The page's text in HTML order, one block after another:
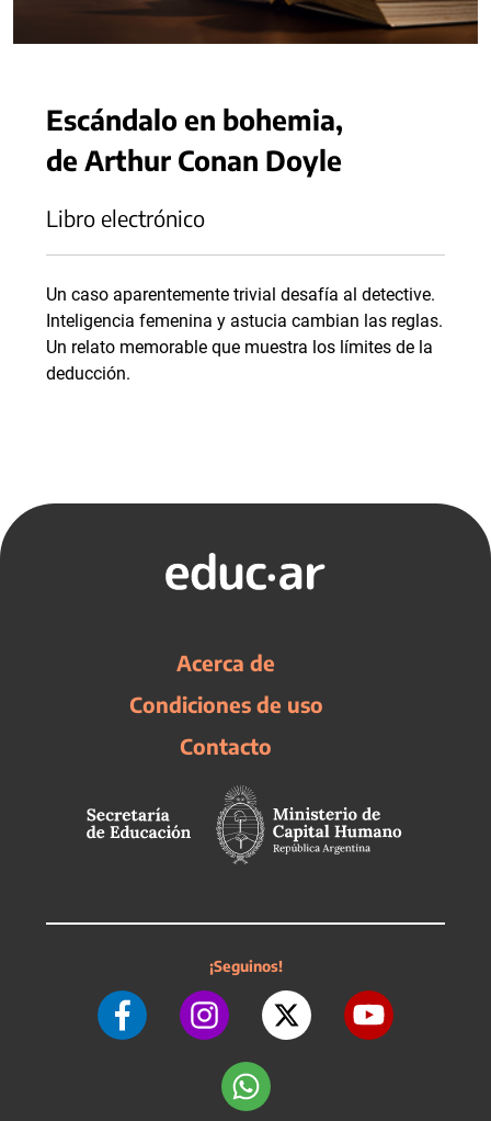
Escándalo en bohemia,
de Arthur Conan Doyle
Libro electrónico
Un caso aparentemente trivial desafía al detective.
Inteligencia femenina y astucia cambian las reglas.
Un relato memorable que muestra los límites de la
deducción.
Acerca de
Condiciones de uso
Contacto
¡Seguinos!